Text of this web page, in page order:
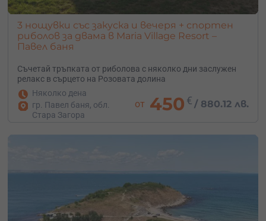
3 нощувки със закуска и вечеря + спортен
риболов за двама в Maria Village Resort –
Павел баня
Съчетай тръпката от риболова с няколко дни заслужен
релакс в сърцето на Розовата долина
Няколко дена
гр. Павел баня, обл.
Стара Загора
от 450 € / 880.12 лв.